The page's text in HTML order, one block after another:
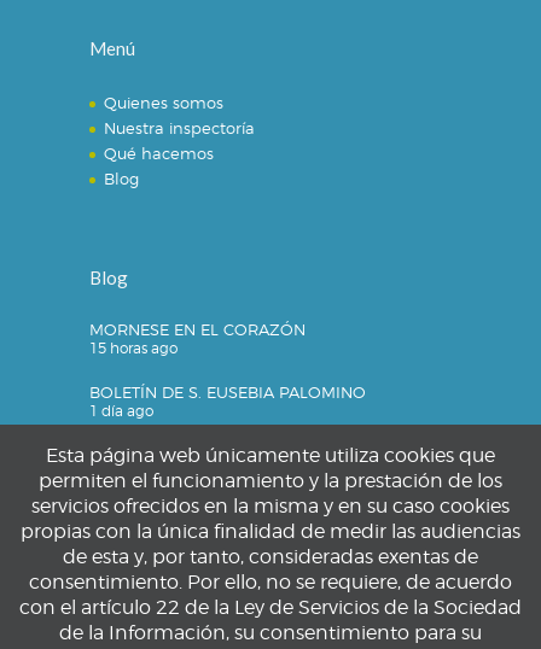
Menú
Quienes somos
Nuestra inspectoría
Qué hacemos
Blog
Blog
MORNESE EN EL CORAZÓN
15 horas ago
BOLETÍN DE S. EUSEBIA PALOMINO
1 día ago
Privacidad
Política de privacidad
Política de cookies
Aviso legal
Esta página web únicamente utiliza cookies que
permiten el funcionamiento y la prestación de los
servicios ofrecidos en la misma y en su caso cookies
propias con la única finalidad de medir las audiencias
de esta y, por tanto, consideradas exentas de
consentimiento. Por ello, no se requiere, de acuerdo
con el artículo 22 de la Ley de Servicios de la Sociedad
de la Información, su consentimiento para su